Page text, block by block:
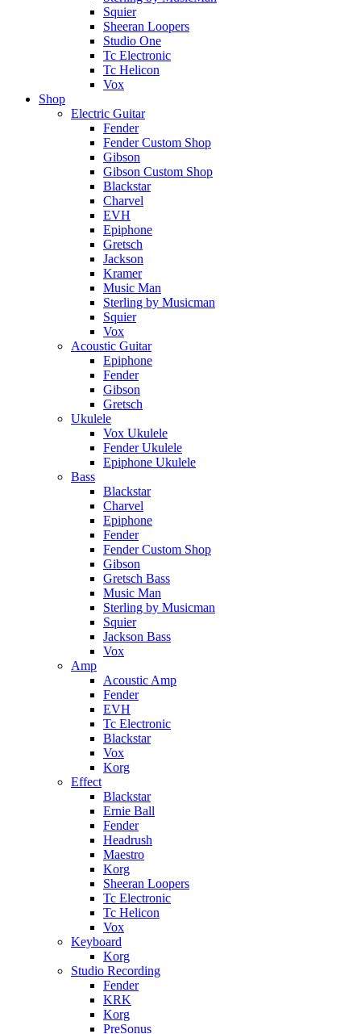
Squier
Sheeran Loopers
Studio One
Tc Electronic
Tc Helicon
Vox
Shop
Electric Guitar
Fender
Fender Custom Shop
Gibson
Gibson Custom Shop
Blackstar
Charvel
EVH
Epiphone
Gretsch
Jackson
Kramer
Music Man
Sterling by Musicman
Squier
Vox
Acoustic Guitar
Epiphone
Fender
Gibson
Gretsch
Ukulele
Vox Ukulele
Fender Ukulele
Epiphone Ukulele
Bass
Blackstar
Charvel
Epiphone
Fender
Fender Custom Shop
Gibson
Gretsch Bass
Music Man
Sterling by Musicman
Squier
Jackson Bass
Vox
Amp
Acoustic Amp
Fender
EVH
Tc Electronic
Blackstar
Vox
Korg
Effect
Blackstar
Ernie Ball
Fender
Headrush
Maestro
Korg
Sheeran Loopers
Tc Electronic
Tc Helicon
Vox
Keyboard
Korg
Studio Recording
Fender
KRK
Korg
PreSonus